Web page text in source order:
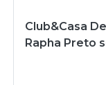
Club&Casa
Rapha Preto